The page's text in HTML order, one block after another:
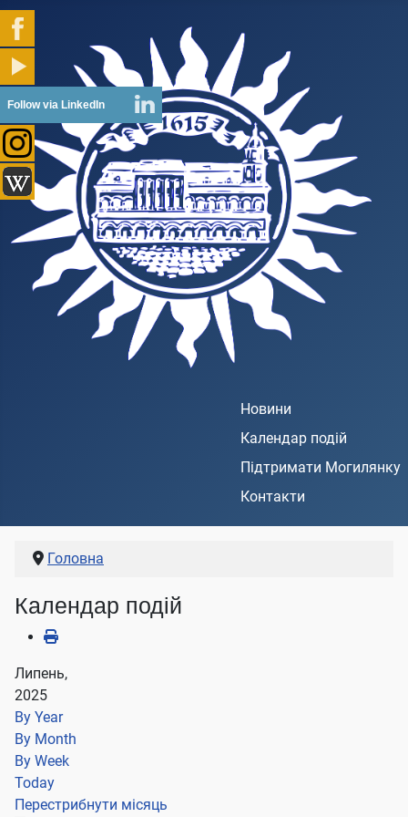
Follow via LinkedIn
Новини
Календар подій
Підтримати Могилянку
Контакти
Головна
Календар подій
Липень,
2025
By Year
By Month
By Week
Today
Перестрибнути місяць